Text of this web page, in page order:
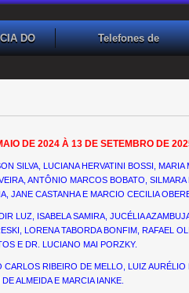
DO
Telefones de
DE 2024 À 13 DE SETEMBRO DE
SILVA, LUCIANA HERVATINI BOSSI, MARIA
ANTÔNIO MARCOS BOBATO, SILMARA
JANE CASTANHA E MARCIO CECILIA
LUZ, ISABELA SAMIRA, JUCÉLIA
LORENA TABORDA BONFIM, RAFAEL
E DR. LUCIANO MAI PORZKY.
RIBEIRO DE MELLO, LUIZ
ALMEIDA E MARCIA IANKE.